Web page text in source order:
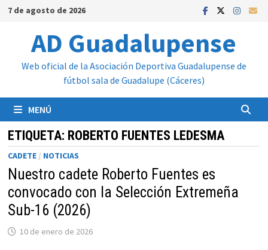
Saltar
contenido
7 de agosto de 2026
AD Guadalupense
Web oficial de la Asociación Deportiva Guadalupense de
fútbol sala de Guadalupe (Cáceres)
MENÚ
ETIQUETA: ROBERTO FUENTES LEDESMA
CADETE/ NOTICIAS
Nuestro cadete Roberto Fuentes es
convocado con la Selección Extremeña
Sub-16 (2026)
10 de enero de 2026